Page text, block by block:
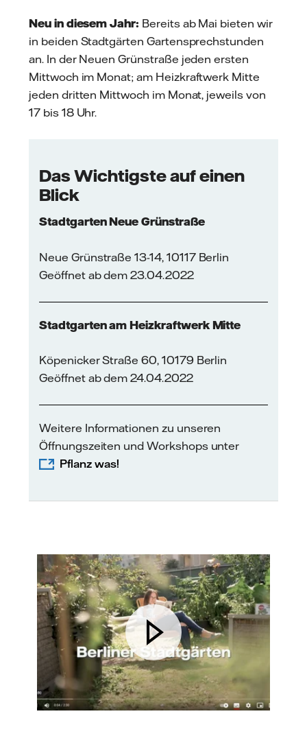
Neu in diesem Jahr: Bereits ab Mai bieten wir
in beiden Stadtgärten Gartensprechstunden
an. In der Neuen Grünstraße jeden ersten
Mittwoch im Monat; am Heizkraftwerk Mitte
jeden dritten Mittwoch im Monat, jeweils von
17 bis 18 Uhr.
Das Wichtigste auf einen
Blick
Stadtgarten Neue Grünstraße
Neue Grünstraße 13-14, 10117 Berlin
Geöffnet ab dem 23.04.2022
Stadtgarten am Heizkraftwerk Mitte
Köpenicker Straße 60, 10179 Berlin
Geöffnet ab dem 24.04.2022
Weitere Informationen zu unseren
Öffnungszeiten und Workshops unter
Pflanz was!